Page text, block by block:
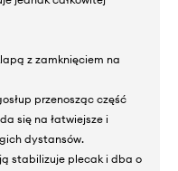
z zamknięciem na
przenosząc część
się na łatwiejsze i
dystansów.
stabilizuje plecak i dba o